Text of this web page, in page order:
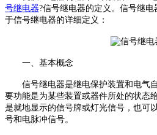
号继电器?信号继电器的定义。信号继
于信号继电器的详细定义：
一、基本概念
信号继电器是继电保护装置和电气
要功能是为某些装置或器件所处的状态
是就地显示的信号牌或灯光信号，也可
号和电脉冲信号。